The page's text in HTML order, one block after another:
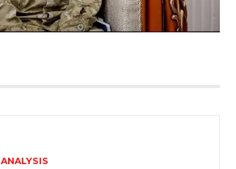
ANALYSIS